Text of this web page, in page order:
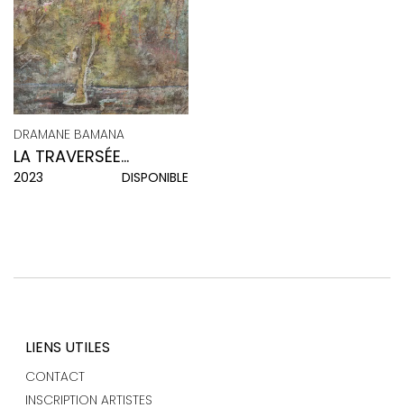
DRAMANE BAMANA
LA TRAVERSÉE
INTÉRIEURE
2023 DISPONIBLE
LIENS UTILES
CONTACT
INSCRIPTION ARTISTES